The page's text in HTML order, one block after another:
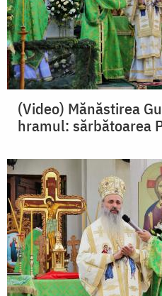
(Video) Mănăstirea
hramul: sărbătoarea